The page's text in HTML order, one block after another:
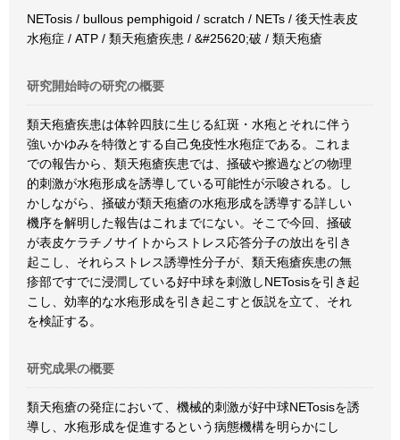
NETosis / bullous pemphigoid / scratch / NETs / 後天性表皮
水疱症 / ATP / 類天疱瘡疾患 / &#25620;破 / 類天疱瘡
研究開始時の研究の概要
類天疱瘡疾患は体幹四肢に生じる紅斑・水疱とそれに伴う
強いかゆみを特徴とする自己免疫性水疱症である。これま
での報告から、類天疱瘡疾患では、掻破や擦過などの物理
的刺激が水疱形成を誘導している可能性が示唆される。し
かしながら、掻破が類天疱瘡の水疱形成を誘導する詳しい
機序を解明した報告はこれまでにない。そこで今回、掻破
が表皮ケラチノサイトからストレス応答分子の放出を引き
起こし、それらストレス誘導性分子が、類天疱瘡疾患の無
疹部ですでに浸潤している好中球を刺激しNETosisを引き起
こし、効率的な水疱形成を引き起こすと仮説を立て、それ
を検証する。
研究成果の概要
類天疱瘡の発症において、機械的刺激が好中球NETosisを誘
導し、水疱形成を促進するという病態機構を明らかにし